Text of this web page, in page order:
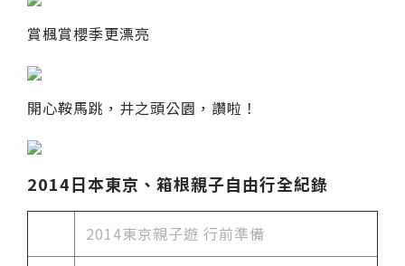
賞楓賞櫻季更漂亮
開心鞍馬跳，井之頭公園，讚啦！
2014日本東京、箱根親子自由行全紀錄
2014東京親子遊 行前準備